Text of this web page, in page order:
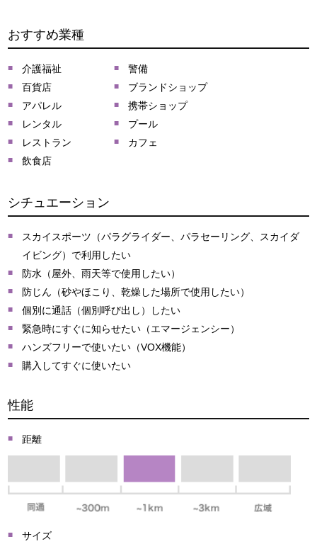
おすすめ業種
介護福祉
警備
百貨店
ブランドショップ
アパレル
携帯ショップ
レンタル
プール
レストラン
カフェ
飲食店
シチュエーション
スカイスポーツ（パラグライダー、パラセーリング、スカイダ
イビング）で利用したい
防水（屋外、雨天等で使用したい）
防じん（砂やほこり、乾燥した場所で使用したい）
個別に通話（個別呼び出し）したい
緊急時にすぐに知らせたい（エマージェンシー）
ハンズフリーで使いたい（VOX機能）
購入してすぐに使いたい
性能
距離
サイズ